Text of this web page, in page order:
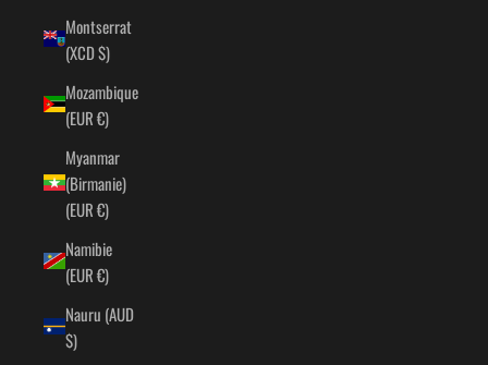
Montserrat
(XCD $)
Mozambique
(EUR €)
Myanmar
(Birmanie)
(EUR €)
Namibie
(EUR €)
Nauru (AUD
$)